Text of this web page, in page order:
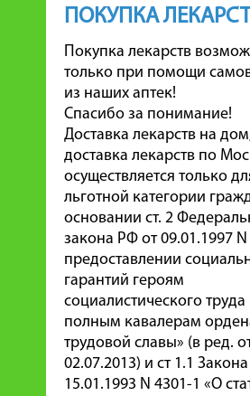
ПОКУПКА
Покупка лекарств
только при помощи
из наших аптек!
Спасибо за понимание!
Доставка лекарств на
доставка лекарств по
осуществляется только
льготной категории
основании ст. 2
закона РФ от 09.01.1997
предоставлении
гарантий героям
социалистического труда
полным кавалерам
трудовой славы» (в ред.
02.07.2013) и ст 1.1
15.01.1993 N 4301-1 «О